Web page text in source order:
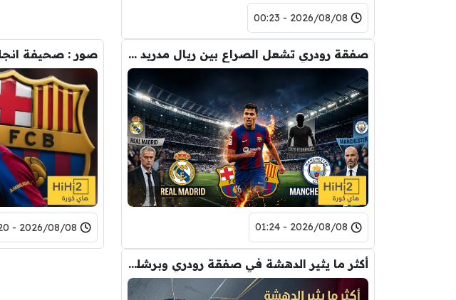
2026/08/08 - 00:23
صفقة رودري تشعل الصراع بين ريال مدريد والسيتي على ضم هذا اللاعب
2026/08/08 - 01:24
2026/08/08 - 05:20
أكثر ما يثير الدهشة في صفقة رودري وبرشلونة